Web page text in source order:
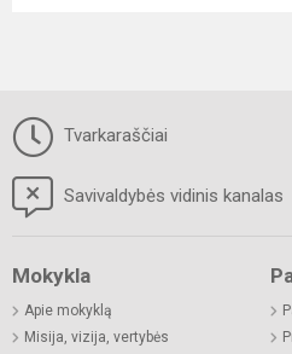
Tvarkaraščiai
Savivaldybės vidinis kanalas
Mokykla
Apie mokyklą
Misija, vizija, vertybės